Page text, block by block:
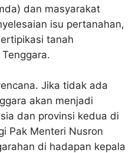
dan masyarakat
isu pertanahan,
tanah
Jika tidak ada
akan menjadi
dan provinsi kedua di
Pak Menteri Nusron
di hadapan kepala